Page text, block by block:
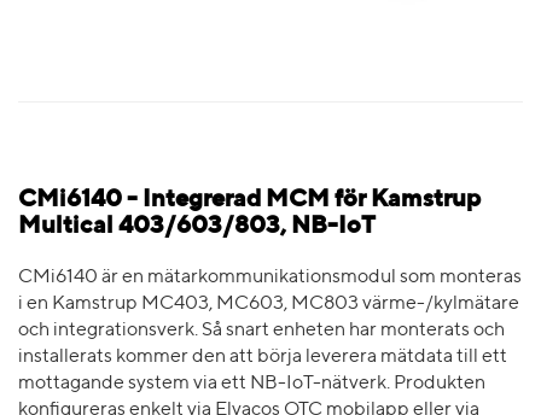
CMi6140 - Integrerad MCM för Kamstrup
Multical 403/603/803, NB-IoT
CMi6140 är en mätarkommunikationsmodul som monteras
i en Kamstrup MC403, MC603, MC803 värme-/kylmätare
och integrationsverk. Så snart enheten har monterats och
installerats kommer den att börja leverera mätdata till ett
mottagande system via ett NB-IoT-nätverk. Produkten
konfigureras enkelt via Elvacos OTC mobilapp eller via